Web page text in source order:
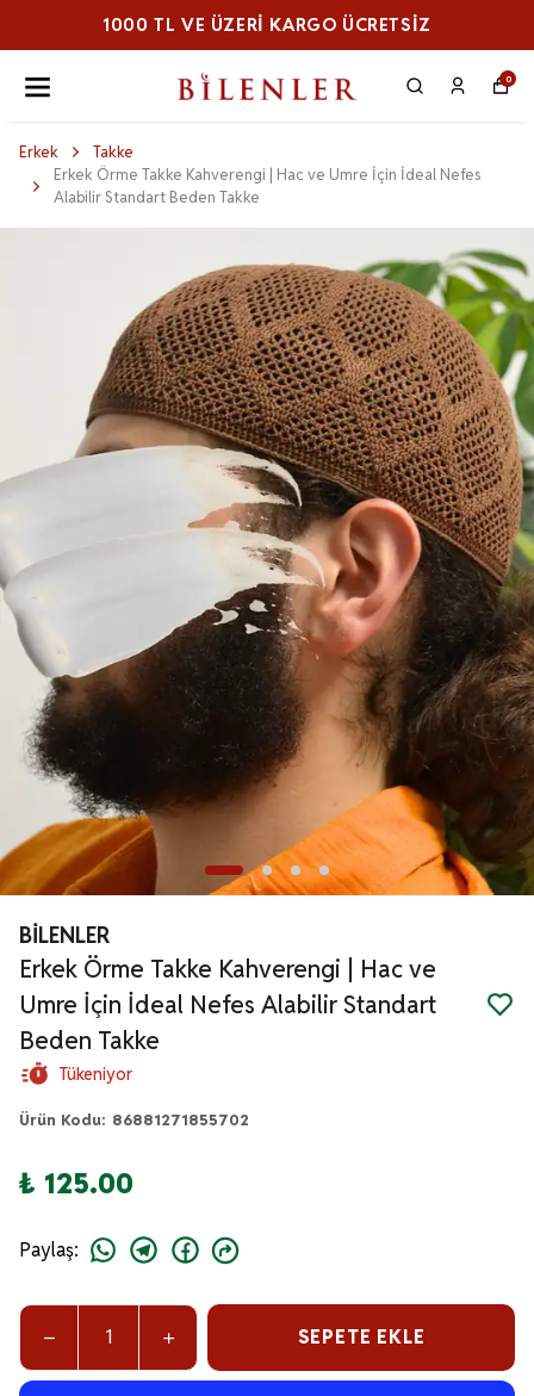
1000 TL VE ÜZERI KARGO
0
Erkek
Takke
Erkek Örme Takke Kahverengi | Hac ve Umre İçin İdeal Nefes
Alabilir Standart Beden Takke
BİLENLER
Erkek Örme Takke Kahverengi | Hac ve
Umre İçin İdeal Nefes Alabilir Standart
Beden Takke
Tükeniyor
Ürün Kodu: 86881271855702
₺ 125.00
Paylaş:
SEPETE EKLE